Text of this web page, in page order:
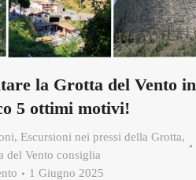
la Grotta del Vento in
5 ottimi motivi!
, Escursioni nei pressi della Grotta,
del Vento consiglia
1 Giugno 2025